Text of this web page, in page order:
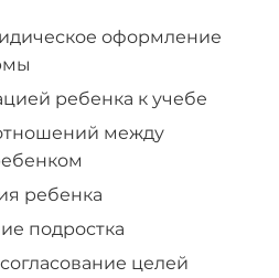
оформление
ребенка к учебе
между
ребенка
подростка
целей